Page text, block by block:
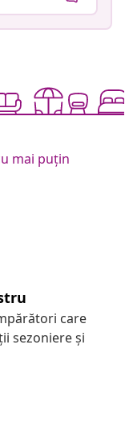
mai puțin
care
sezoniere și